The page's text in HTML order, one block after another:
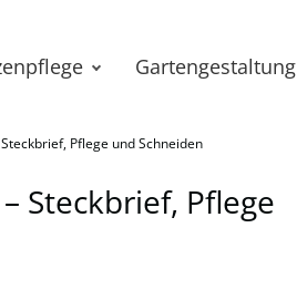
Gartengestaltung
Pflege und Schneiden
Steckbrief, Pflege